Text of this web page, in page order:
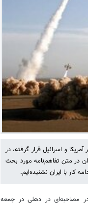
و اسرائیل قرار گرفته، در
در متن تفاهم‌نامه مورد بحث
کار با ایران نشنیده‌ایم.
مصاحبه‌ای در دهلی در جمعه